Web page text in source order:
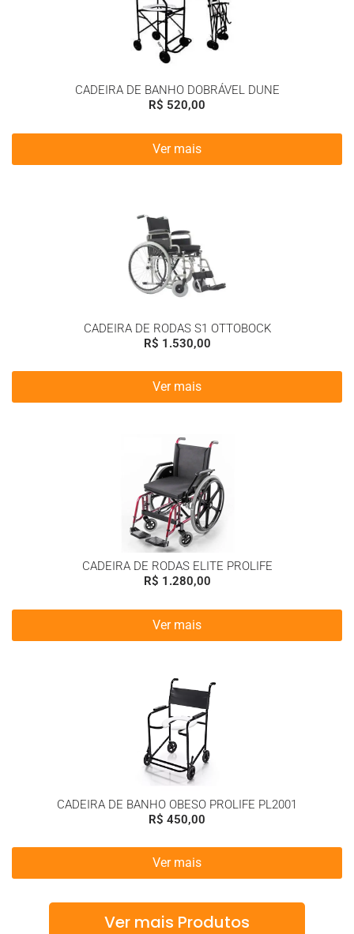
CADEIRA DE BANHO DOBRÁVEL DUNE
R$ 520,00
Ver mais
CADEIRA DE RODAS S1 OTTOBOCK
R$ 1.530,00
Ver mais
CADEIRA DE RODAS ELITE PROLIFE
R$ 1.280,00
Ver mais
CADEIRA DE BANHO OBESO PROLIFE PL2001
R$ 450,00
Ver mais
Ver mais Produtos